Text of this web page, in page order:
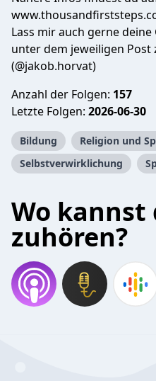
Lass mir auch gerne
unter dem jeweiligen Post
(@jakob.horvat)
Anzahl der Folgen: 157
Letzte Folgen: 2026-06-30
Bildung
Religion und
Selbstverwirklichung
Wo kannst
zuhören?